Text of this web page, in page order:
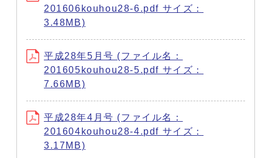
201606kouhou28-6.pdf サイズ：
3.48MB)
平成28年5月号 (ファイル名：
201605kouhou28-5.pdf サイズ：
7.66MB)
平成28年4月号 (ファイル名：
201604kouhou28-4.pdf サイズ：
3.17MB)